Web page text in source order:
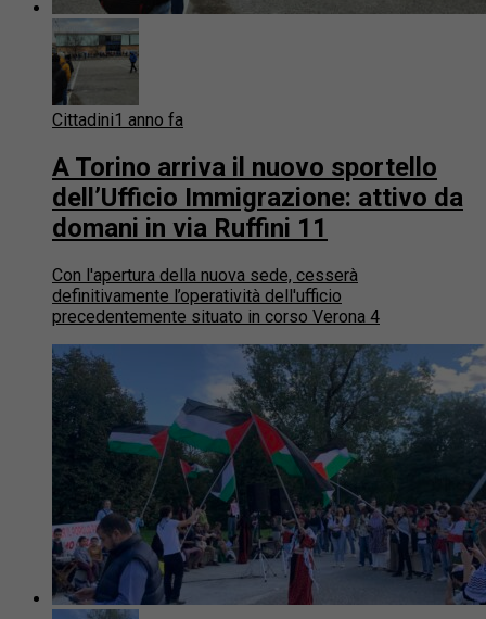
Cittadini1 anno fa
A Torino arriva il nuovo sportello
dell’Ufficio Immigrazione: attivo da
domani in via Ruffini 11
Con l'apertura della nuova sede, cesserà
definitivamente l’operatività dell'ufficio
precedentemente situato in corso Verona 4